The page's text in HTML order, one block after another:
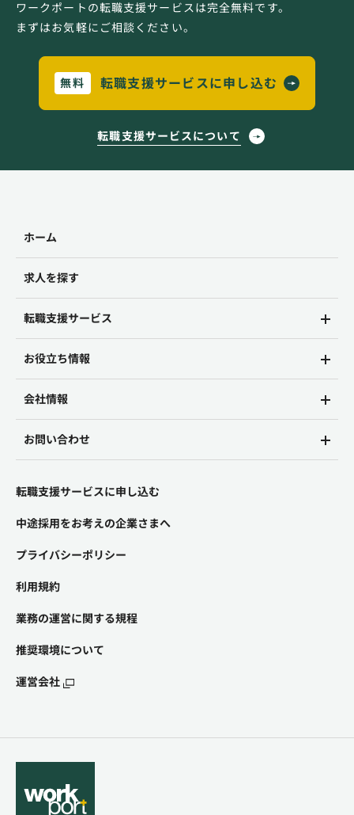
ワークポートの転職支援サービスは完全無料です。
まずはお気軽にご相談ください。
無料 転職支援サービスに申し込む
転職支援サービスについて
ホーム
求人を探す
転職支援サービス
お役立ち情報
会社情報
お問い合わせ
転職支援サービスに申し込む
中途採用をお考えの企業さまへ
プライバシーポリシー
利用規約
業務の運営に関する規程
推奨環境について
運営会社